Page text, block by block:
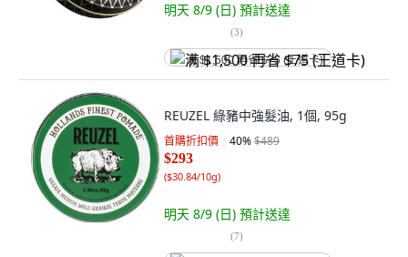
明天 8/9 (日) 預計送達
(3)
满 $1,500 再省 $75 (王道卡)
REUZEL 綠豬中強髮油, 1個, 95g
首購折扣價 40%$489
$293
($30.84/10g)
明天 8/9 (日) 預計送達
(7)